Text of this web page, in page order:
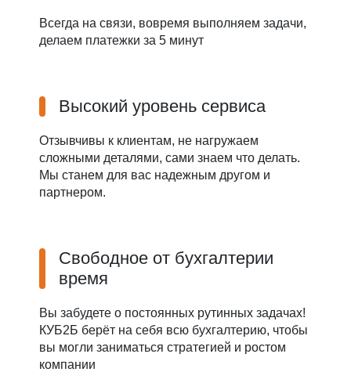
Всегда на связи, вовремя выполняем задачи,
делаем платежки за 5 минут
Высокий уровень сервиса
Отзывчивы к клиентам, не нагружаем
сложными деталями, сами знаем что делать.
Мы станем для вас надежным другом и
партнером.
Свободное от бухгалтерии
время
Вы забудете о постоянных рутинных задачах!
КУБ2Б берёт на себя всю бухгалтерию, чтобы
вы могли заниматься стратегией и ростом
компании